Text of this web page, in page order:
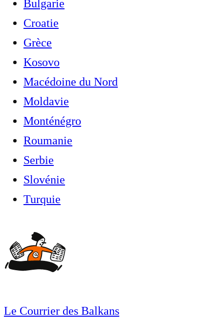
Bulgarie
Croatie
Grèce
Kosovo
Macédoine du Nord
Moldavie
Monténégro
Roumanie
Serbie
Slovénie
Turquie
Le Courrier des Balkans